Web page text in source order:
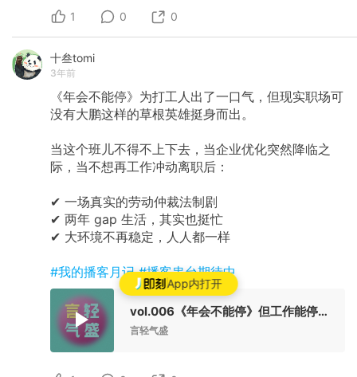
App内打开
1 0 0
十叁tomi
3年前
《年会不能停》为打工人出了一口气，但现实职场可
没有大鹏这样的草根英雄挺身而出。
当这个班儿不得不上下去，当企业优化突然降临之
际，当不想再工作冲动离职后：
✔ 一场真实的劳动仲裁法制剧
✔ 两年 gap 生活，其实也挺忙
✔ 大环境不再稳定，人人都一样
#我的播客月记#播客串台期待中
vol.006《年会不能停》但工作能停吗？
言轻气盛